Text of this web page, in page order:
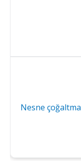
Nesne çoğaltma